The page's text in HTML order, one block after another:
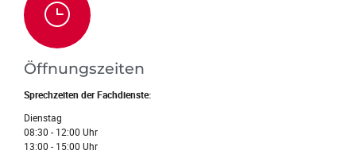
Öffnungszeiten
Sprechzeiten der Fachdienste:
Dienstag
08:30 - 12:00 Uhr
13:00 - 15:00 Uhr